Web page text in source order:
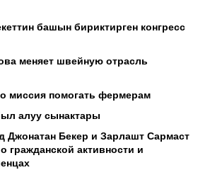
башын бириктирген конгресс
меняет швейную отрасль
миссия помогать фермерам
алуу сынактары
Джонатан Бекер и Зарлашт Сармаст
гражданской активности и